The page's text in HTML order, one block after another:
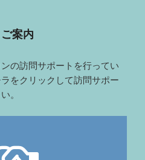
案内
の訪問サポートを行ってい
をクリックして訪問サポー
。